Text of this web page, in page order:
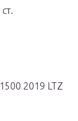
2019 LTZ